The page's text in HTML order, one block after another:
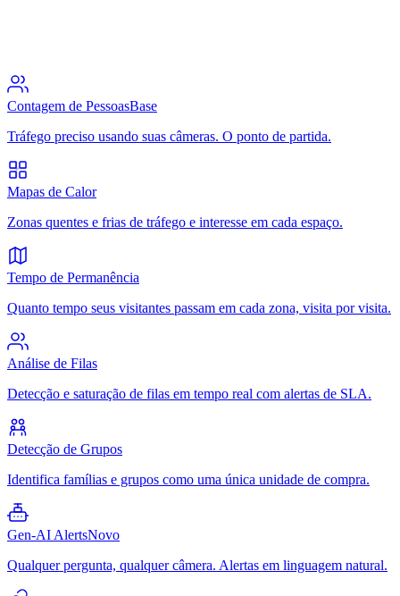
Contagem de PessoasBase
Tráfego preciso usando suas câmeras. O ponto de partida.
Mapas de Calor
Zonas quentes e frias de tráfego e interesse em cada espaço.
Tempo de Permanência
Quanto tempo seus visitantes passam em cada zona, visita por visita.
Análise de Filas
Detecção e saturação de filas em tempo real com alertas de SLA.
Detecção de Grupos
Identifica famílias e grupos como uma única unidade de compra.
Gen-AI AlertsNovo
Qualquer pergunta, qualquer câmera. Alertas em linguagem natural.